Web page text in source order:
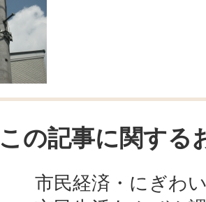
この記事に関する
市民経済・にぎわ